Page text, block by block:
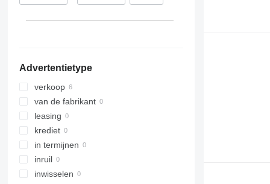
Advertentietype
verkoop
van de fabrikant
leasing
krediet
in termijnen
inruil
inwisselen